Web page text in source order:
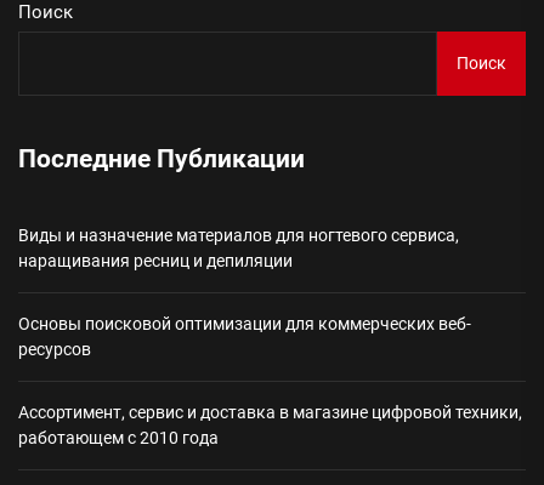
Поиск
Поиск
Последние Публикации
Виды и назначение материалов для ногтевого сервиса,
наращивания ресниц и депиляции
Основы поисковой оптимизации для коммерческих веб-
ресурсов
Ассортимент, сервис и доставка в магазине цифровой техники,
работающем с 2010 года